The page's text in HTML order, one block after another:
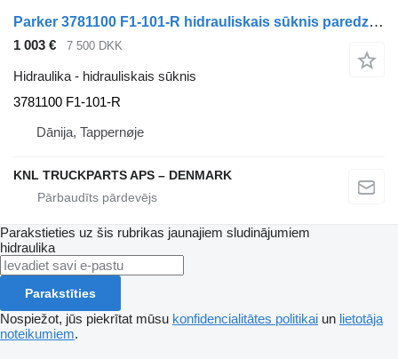
Parker 3781100 F1-101-R hidrauliskais sūknis paredzēts kravas automašīnas
1 003 € 7 500 DKK
Hidraulika - hidrauliskais sūknis
3781100 F1-101-R
Dānija, Tappernøje
KNL TRUCKPARTS APS – DENMARK
Parakstieties uz šis rubrikas jaunajiem sludinājumiem
hidraulika
Parakstīties
Nospiežot, jūs piekrītat mūsu konfidencialitātes politikai un lietotāja
noteikumiem.